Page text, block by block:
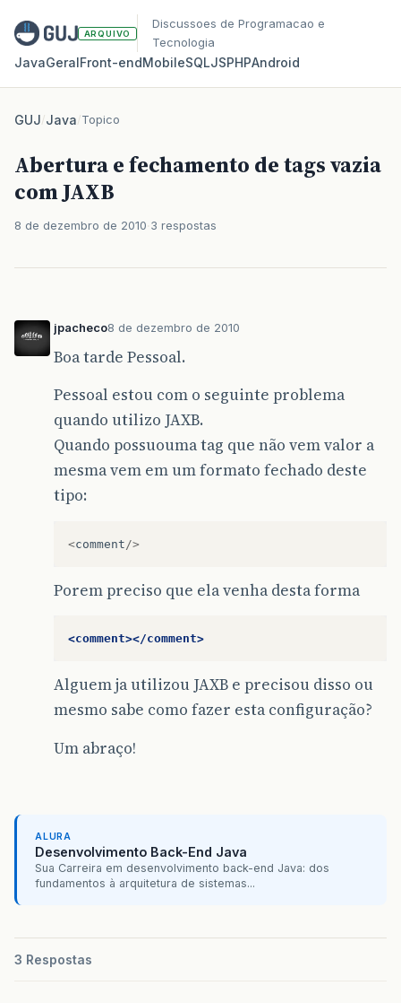
ARQUIVO
Discussoes de Programacao e
Tecnologia
JavaGeralFront‑endMobileSQLJSPHPAndroid
GUJ/Java/Topico
Abertura e fechamento de tags vazia
com JAXB
8 de dezembro de 2010 3 respostas
jpacheco8 de dezembro de 2010
Boa tarde Pessoal.
Pessoal estou com o seguinte problema
quando utilizo JAXB.
Quando possuouma tag que não vem valor a
mesma vem em um formato fechado deste
tipo:
<comment />
Porem preciso que ela venha desta forma
<comment></comment>
Alguem ja utilizou JAXB e precisou disso ou
mesmo sabe como fazer esta configuração?
Um abraço!
ALURA
Desenvolvimento Back-End Java
Sua Carreira em desenvolvimento back-end Java: dos
fundamentos à arquitetura de sistemas...
3 Respostas